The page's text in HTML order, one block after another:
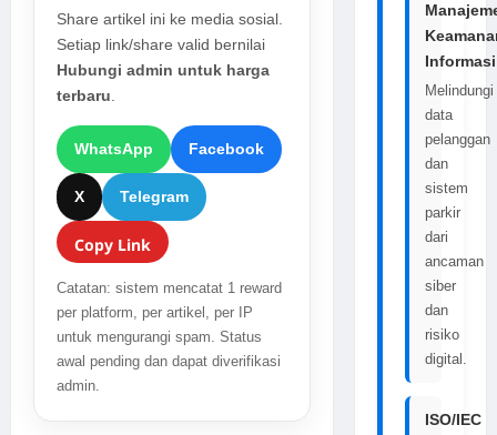
Share artikel ini ke media sosial.
Setiap link/share valid bernilai
Hubungi admin untuk harga
terbaru.
WhatsApp Facebook
X Telegram
Copy Link
Catatan: sistem mencatat 1 reward
per platform, per artikel, per IP
untuk mengurangi spam. Status
awal pending dan dapat diverifikasi
admin.
Informasi
Melindungi
data
pelanggan
dan
sistem
parkir
dari
ancaman
siber
dan
risiko
digital.
ISO/IEC